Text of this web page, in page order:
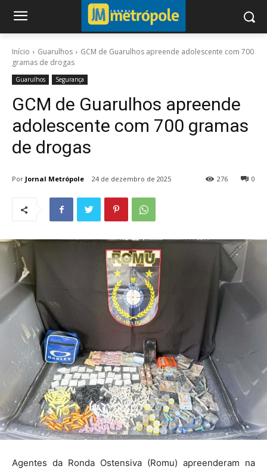
Início Guarulhos
GCM de Guarulhos apreende adolescente com 700
gramas de drogas
Guarulhos Segurança
GCM de Guarulhos apreende
adolescente com 700 gramas
de drogas
Por Jornal Metrópole 24 de dezembro de 2025 0
276
Agentes da Ronda Ostensiva (Romu) apreenderam na